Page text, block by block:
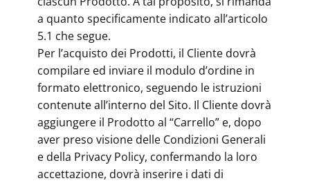
a quanto specificamente indicato all’articolo
5.1 che segue.
Per l’acquisto dei Prodotti, il Cliente dovrà
compilare ed inviare il modulo d’ordine in
formato elettronico, seguendo le istruzioni
contenute all’interno del Sito. Il Cliente dovrà
aggiungere il Prodotto al “Carrello” e, dopo
aver preso visione delle Condizioni Generali
e della Privacy Policy, confermando la loro
accettazione, dovrà inserire i dati di